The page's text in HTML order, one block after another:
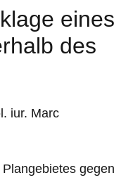
eines
des
iur. Marc
gegen